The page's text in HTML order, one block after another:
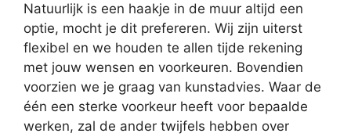
Natuurlijk is een haakje in de muur altijd een
optie, mocht je dit prefereren. Wij zijn uiterst
flexibel en we houden te allen tijde rekening
met jouw wensen en voorkeuren. Bovendien
voorzien we je graag van kunstadvies. Waar de
één een sterke voorkeur heeft voor bepaalde
werken, zal de ander twijfels hebben over